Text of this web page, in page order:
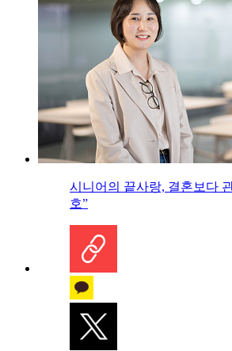
시니어의 끝사랑, 결혼보다
호”